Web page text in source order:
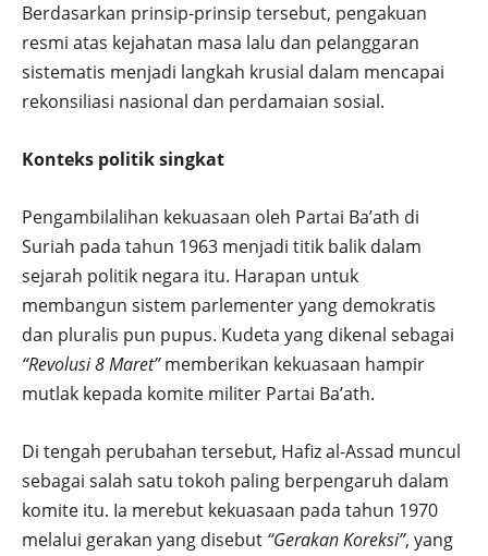
Berdasarkan prinsip-prinsip tersebut, pengakuan
resmi atas kejahatan masa lalu dan pelanggaran
sistematis menjadi langkah krusial dalam mencapai
rekonsiliasi nasional dan perdamaian sosial.
Konteks politik singkat
Pengambilalihan kekuasaan oleh Partai Ba’ath di
Suriah pada tahun 1963 menjadi titik balik dalam
sejarah politik negara itu. Harapan untuk
membangun sistem parlementer yang demokratis
dan pluralis pun pupus. Kudeta yang dikenal sebagai
“Revolusi 8 Maret”memberikan kekuasaan hampir
mutlak kepada komite militer Partai Ba’ath.
Di tengah perubahan tersebut, Hafiz al-Assad muncul
sebagai salah satu tokoh paling berpengaruh dalam
komite itu. Ia merebut kekuasaan pada tahun 1970
melalui gerakan yang disebut “Gerakan Koreksi”, yang